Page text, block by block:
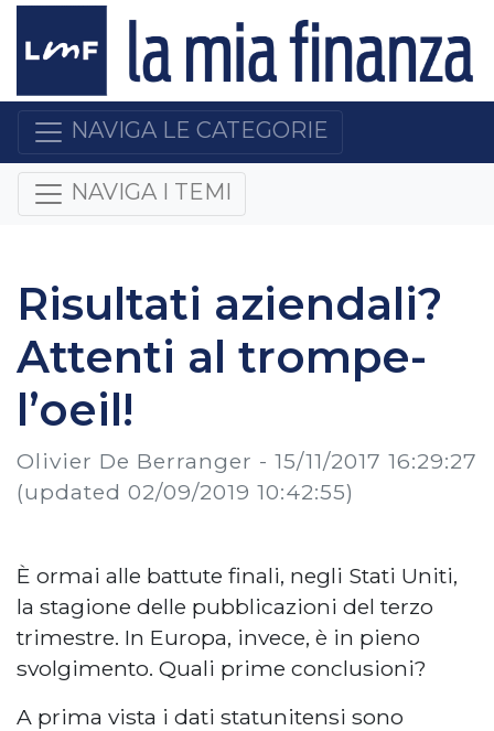
NAVIGA LE CATEGORIE
NAVIGA I TEMI
Risultati aziendali?
Attenti al trompe-
l’oeil!
Olivier De Berranger - 15/11/2017 16:29:27
(updated 02/09/2019 10:42:55)
È ormai alle battute finali, negli Stati Uniti,
la stagione delle pubblicazioni del terzo
trimestre. In Europa, invece, è in pieno
svolgimento. Quali prime conclusioni?
A prima vista i dati statunitensi sono